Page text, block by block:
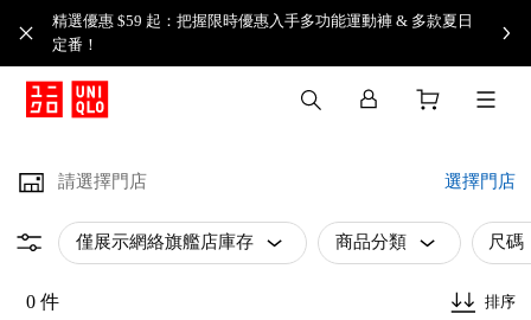
精選優惠 $59 起：把握限時優惠入手多功能運動褲 & 多款夏日
定番！​
請選擇門店 選擇門店
僅展示網絡旗艦店庫存 商品分類 尺碼
0 件 排序